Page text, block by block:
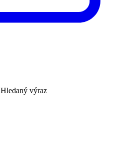
Hledaný výraz